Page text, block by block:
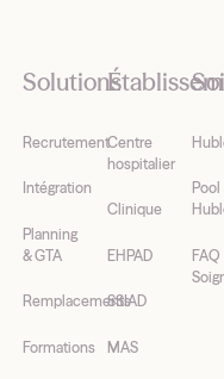
Solutions
Recrutement
Intégration
Planning
& GTA
Remplacements
Formations
Centre
hospitalier
Clinique
EHPAD
SSIAD
MAS
Pool
FAQ